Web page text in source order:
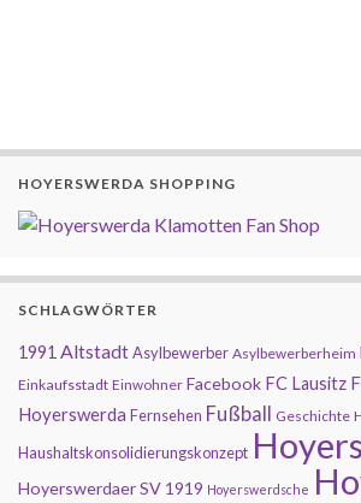
HOYERSWERDA SHOPPING
SCHLAGWÖRTER
1991 AltstadtAsylbewerber Asylbewerberheim
Einkaufsstadt Einwohner Facebook FC Lausitz
Hoyerswerda Fernsehen Fußball Geschichte
Haushaltskonsolidierungskonzept
Hoyerswerdaer SV 1919 Hoyerswerdsche